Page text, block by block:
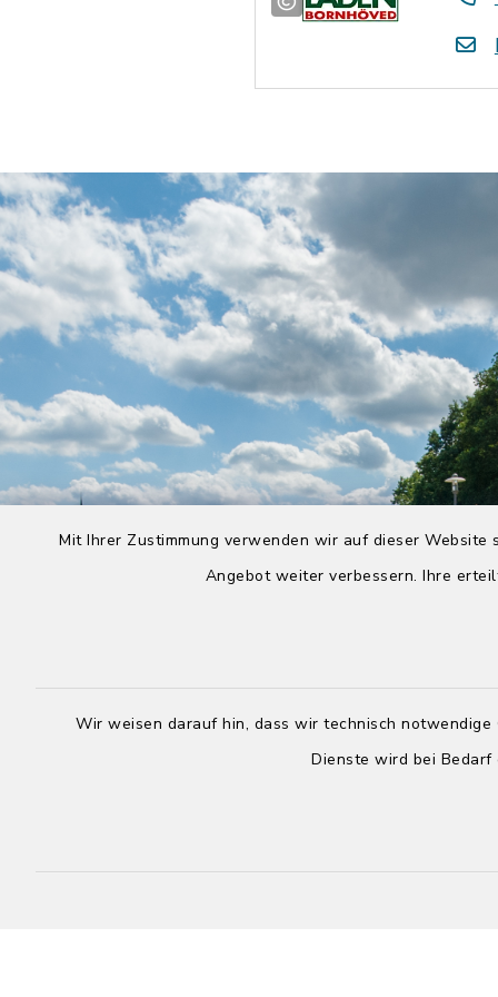
Mit Ihrer Zustimmung verwenden wir auf dieser
Angebot weiter verbessern. Ihre
Wir weisen darauf hin, dass wir technisch
Dienste wird bei